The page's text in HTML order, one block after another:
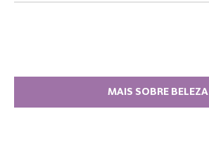
MAIS SOBRE BELEZA